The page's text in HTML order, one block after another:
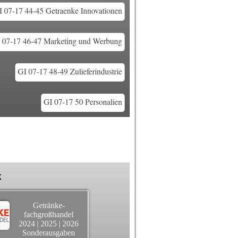
07-17 44-45 Getraenke Innovationen
17 46-47 Marketing und Werbung
GI 07-17 48-49 Zulieferindustrie
GI 07-17 50 Personalien
Getränke-
fachgroßhandel
2024 | 2025 | 2026
Sonderausgaben